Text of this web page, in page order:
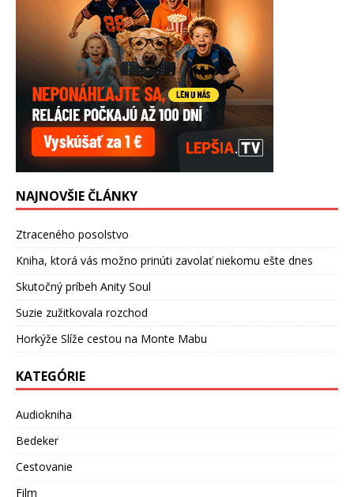
NAJNOVŠIE ČLÁNKY
Ztraceného posolstvo
Kniha, ktorá vás možno prinúti zavolať niekomu ešte dnes
Skutočný príbeh Anity Soul
Suzie zužitkovala rozchod
Horkýže Slíže cestou na Monte Mabu
KATEGÓRIE
Audiokniha
Bedeker
Cestovanie
Film